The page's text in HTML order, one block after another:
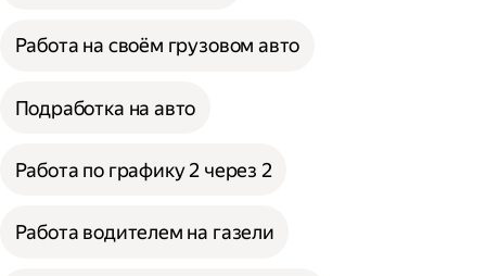
Работа на своём грузовом авто
Подработка на авто
Работа по графику 2 через 2
Работа водителем на газели